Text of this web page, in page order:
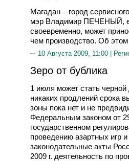
Магадан – город
мэр Владимир ПЕЧЕНЫЙ,
своевременно, может
чем производство. Об
10 Августа 2009, 11:00 |
Зеро от бублика
1 июля может стать черной
никаких продлений срока
зоны пока нет и не
Федеральным законом от
государственном
проведению азартных игр
законодательные акты
2009 г. деятельность по